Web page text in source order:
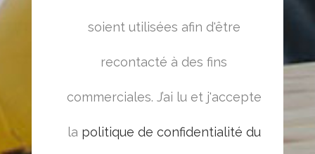
soient utilisées afin d'être
recontacté à des fins
commerciales. J’ai lu et j'accepte
la politique de confidentialité du